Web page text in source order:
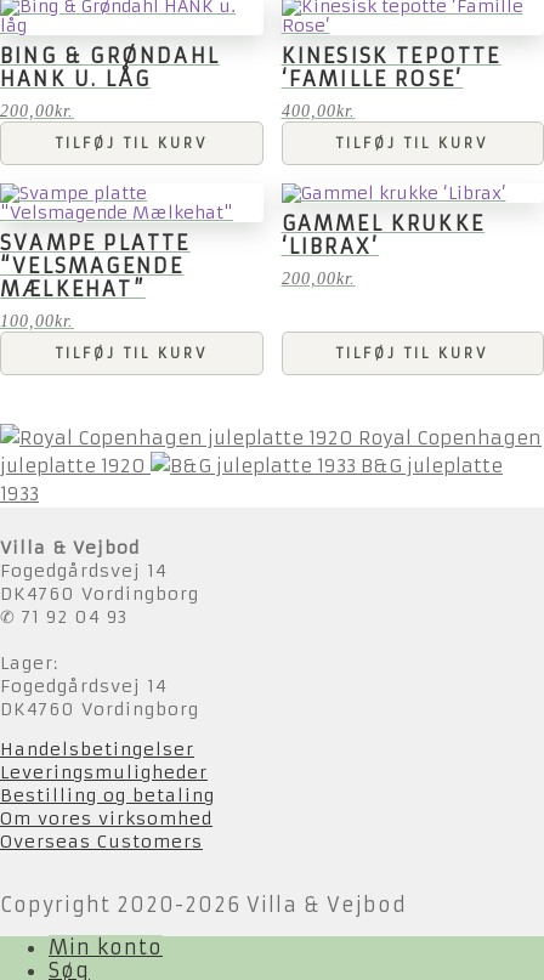
BING & GRØNDAHL
HANK U. LÅG
200,00kr.
TILFØJ TIL KURV
KINESISK TEPOTTE
‘FAMILLE ROSE’
400,00kr.
TILFØJ TIL KURV
SVAMPE PLATTE
“VELSMAGENDE
MÆLKEHAT”
100,00kr.
TILFØJ TIL KURV
GAMMEL KRUKKE
‘LIBRAX’
200,00kr.
TILFØJ TIL KURV
Royal Copenhagen
juleplatte 1920
B&G juleplatte
1933
Villa & Vejbod
Fogedgårdsvej 14
DK4760 Vordingborg
✆ 71 92 04 93
Lager:
Fogedgårdsvej 14
DK4760 Vordingborg
Handelsbetingelser
Leveringsmuligheder
Bestilling og betaling
Om vores virksomhed
Overseas Customers
Copyright 2020-2026 Villa & Vejbod
Min konto
Søg